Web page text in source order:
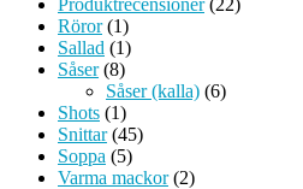
Röror(1)
Sallad (1)
Såser(8)
Såser (kalla) (6)
Shots (1)
Snittar(45)
Soppa (5)
Varma mackor(2)